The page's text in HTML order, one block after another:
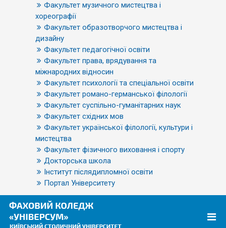
Факультет музичного мистецтва і
хореографії
Факультет образотворчого мистецтва і
дизайну
Факультет педагогічної освіти
Факультет права, врядування та
міжнародних відносин
Факультет психології та спеціальної освіти
Факультет романо-германської філології
Факультет суспільно-гуманітарних наук
Факультет східних мов
Факультет української філології, культури і
мистецтва
Факультет фізичного виховання і спорту
Докторська школа
Інститут післядипломної освіти
Портал Університету